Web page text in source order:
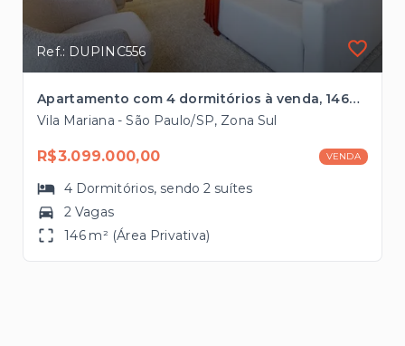
Ref.: DUPINC556
Apartamento com 4 dormitórios à venda, 146m² próximo à Estação Ana Rosa
Vila Mariana - São Paulo/SP, Zona Sul
R$3.099.000,00 VENDA
4 Dormitórios, sendo2 suítes
2 Vagas
146 m² (Área Privativa)